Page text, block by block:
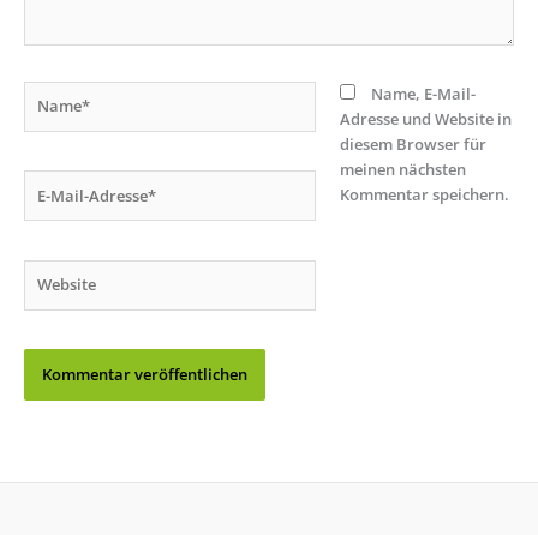
Mail-
Name, E-Mail-
Adresse und Website in
diesem Browser für
meinen nächsten
Kommentar speichern.